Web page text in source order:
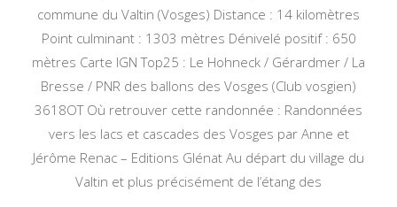
commune du Valtin (Vosges) Distance : 14 kilomètres
Point culminant : 1303 mètres Dénivelé positif : 650
mètres Carte IGN Top25 : Le Hohneck / Gérardmer / La
Bresse / PNR des ballons des Vosges (Club vosgien)
3618OT Où retrouver cette randonnée : Randonnées
vers les lacs et cascades des Vosges par Anne et
Jérôme Renac – Editions Glénat Au départ du village du
Valtin et plus précisément de l’étang des